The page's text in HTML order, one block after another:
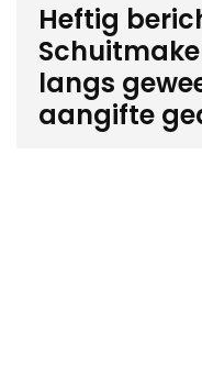
Heftig
langs
aangifte